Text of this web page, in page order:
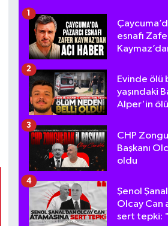
esnafı
1
Evinde ölü
yaşındaki
Alper'in
2
CHP
Başkanı
oldu
3
Şenol
Olcay Can
sert tepki:
4